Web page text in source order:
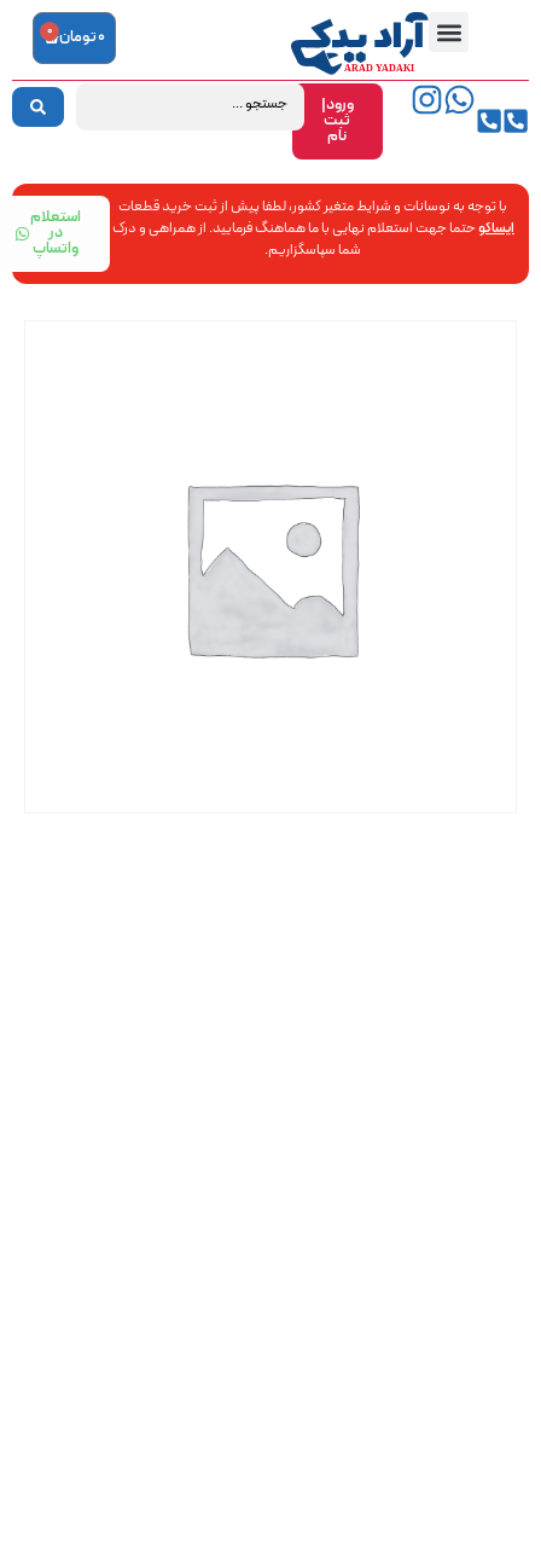
ورود|
ثبت
نام
0تومان 0
با توجه به نوسانات و شرایط متغیر کشور، لطفا پیش از ثبت خرید قطعات
ایساکوحتما جهت استعلام نهایی با ما هماهنگ فرمایید. از همراهی و درک
شما سپاسگزاریم.
استعلام
در
واتساپ